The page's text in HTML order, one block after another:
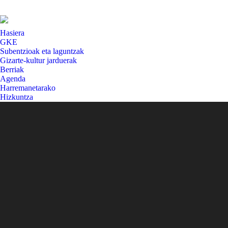
Hasiera
GKE
Subentzioak eta laguntzak
Gizarte-kultur jarduerak
Berriak
Agenda
Harremanetarako
Hizkuntza